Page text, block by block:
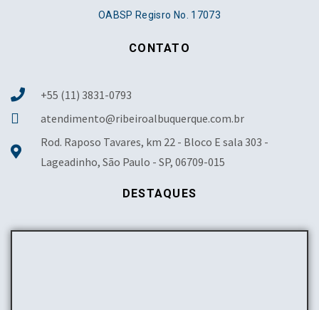
OABSP Regisro No. 17073
CONTATO
+55 (11) 3831-0793
atendimento@ribeiroalbuquerque.com.br
Rod. Raposo Tavares, km 22 - Bloco E sala 303 -
Lageadinho, São Paulo - SP, 06709-015
DESTAQUES